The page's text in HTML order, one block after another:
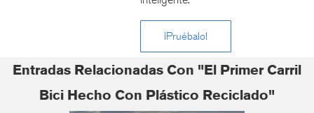
¡Pruébalo!
Entradas Relacionadas Con "El Primer Carril
Bici Hecho Con Plástico Reciclado"